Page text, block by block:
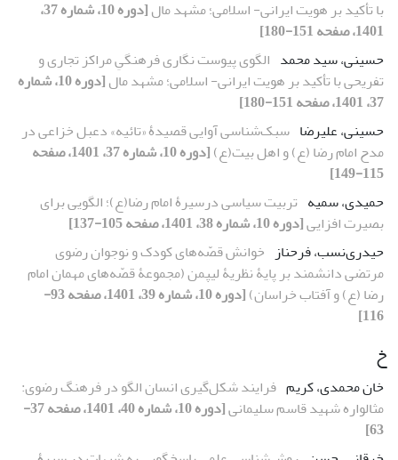
با تأکید بر هویت ایرانی- اسلامی؛ مشهد مال
[دوره 10، شماره 37،
1401، صفحه 151-180]
حسینی، سید محمد الگوی پیوست نگاری فرهنگیِ مراکز تجاری و
تفریحی با تأکید بر هویت ایرانی- اسلامی؛ مشهد مال
[دوره 10، شماره
37، 1401، صفحه 151-180]
حسینی، علیرضا سبک‌شناسی آوایی قصیدۀ «تائیه» دعبل خزاعی در
مدح امام رضا (ع) و اهل بیت(ع)
[دوره 10، شماره 37، 1401، صفحه
115-149]
حمیدی، سمیه تربیت سیاسی درسیرۀ امام رضا(ع)؛ الگویی برای
بصیرت افزایی[دوره 10، شماره 38، 1401، صفحه 105-137]
حیدری‌نسب، فرحناز خوانش قصّه‌های کودک و نوجوان رضوی
مرتضی دانشمند بر پایۀ نظریۀ لیپمن (مجموعۀ ‌قصّه‌های مهمان امام
رضا (ع) و آفتاب خراسان)
[دوره 10، شماره 39، 1401، صفحه 93-
116]
خ
خان محمدی، کریم فرایند شکل‌گیری انسان الگو در فرهنگ رضوی:
مثالواره شهید قاسم سلیمانی
[دوره 10، شماره 40، 1401، صفحه 37-
63]